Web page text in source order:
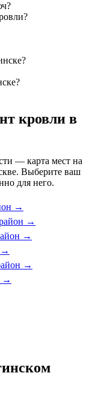
кровли в
— карта мест на
Выберите ваш
для него.
→
→
→
→
→
→